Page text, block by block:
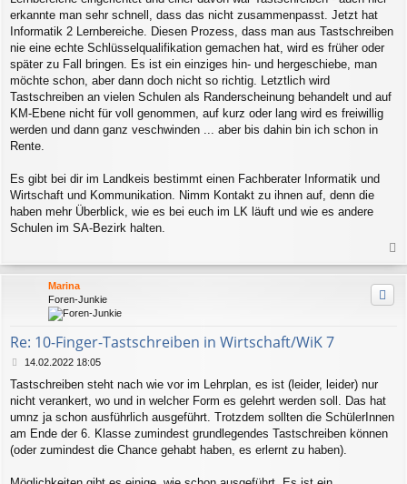
erkannte man sehr schnell, dass das nicht zusammenpasst. Jetzt hat
Informatik 2 Lernbereiche. Diesen Prozess, dass man aus Tastschreiben
nie eine echte Schlüsselqualifikation gemachen hat, wird es früher oder
später zu Fall bringen. Es ist ein einziges hin- und hergeschiebe, man
möchte schon, aber dann doch nicht so richtig. Letztlich wird
Tastschreiben an vielen Schulen als Randerscheinung behandelt und auf
KM-Ebene nicht für voll genommen, auf kurz oder lang wird es freiwillig
werden und dann ganz veschwinden ... aber bis dahin bin ich schon in
Rente.
Es gibt bei dir im Landkeis bestimmt einen Fachberater Informatik und
Wirtschaft und Kommunikation. Nimm Kontakt zu ihnen auf, denn die
haben mehr Überblick, wie es bei euch im LK läuft und wie es andere
Schulen im SA-Bezirk halten.
a
c
Marina
Foren-Junkie
Re: 10-Finger-Tastschreiben in Wirtschaft/WiK 7
B
i
t
r
a
g
14.02.2022 18:05
Tastschreiben steht nach wie vor im Lehrplan, es ist (leider, leider) nur
nicht verankert, wo und in welcher Form es gelehrt werden soll. Das hat
umnz ja schon ausführlich ausgeführt. Trotzdem sollten die SchülerInnen
am Ende der 6. Klasse zumindest grundlegendes Tastschreiben können
(oder zumindest die Chance gehabt haben, es erlernt zu haben).